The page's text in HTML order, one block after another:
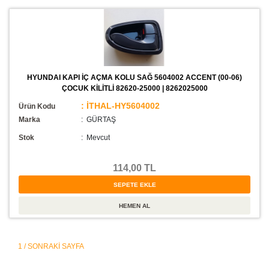
HYUNDAI KAPI İÇ AÇMA KOLU SAĞ 5604002 ACCENT (00-06)
ÇOCUK KİLİTLİ 82620-25000 | 8262025000
Ürün Kodu : İTHAL-HY5604002
Marka : GÜRTAŞ
Stok : Mevcut
114,00 TL
1 / SONRAKI SAYFA